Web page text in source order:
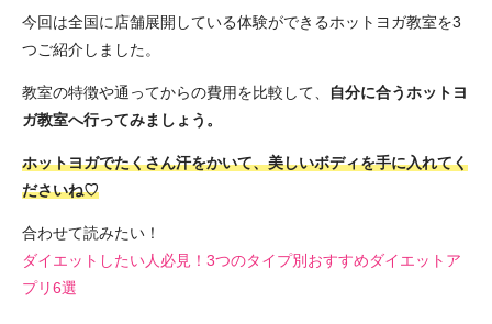
今回は全国に店舗展開している体験ができるホットヨガ教室を3
つご紹介しました。
教室の特徴や通ってからの費用を比較して、
自分に合うホットヨ
ガ教室へ行ってみましょう。
ホットヨガでたくさん汗をかいて、美しいボディを手に入れてく
ださいね♡
合わせて読みたい！
ダイエットしたい人必見！3つのタイプ別おすすめダイエットア
プリ6選